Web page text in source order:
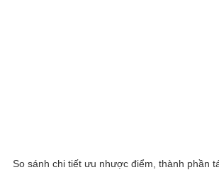
So sánh chi tiết ưu nhược điểm, thành phần